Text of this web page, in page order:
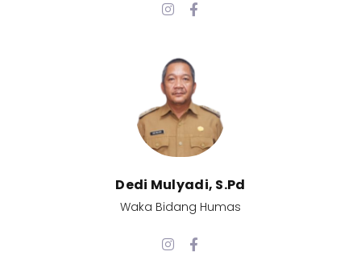
Dedi Mulyadi, S.Pd​
Waka Bidang Humas